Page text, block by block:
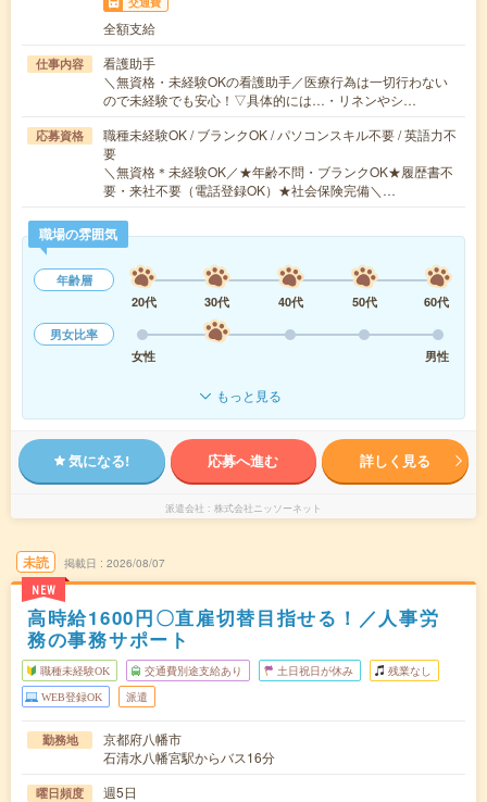
全額支給
仕事内容
看護助手
＼無資格・未経験OKの看護助手／医療行為は一切行わない
ので未経験でも安心！▽具体的には…・リネンやシ…
応募資格
職種未経験OK / ブランクOK / パソコンスキル不要 / 英語力不
要
＼無資格＊未経験OK／★年齢不問・ブランクOK★履歴書不
要・来社不要（電話登録OK）★社会保険完備＼…
職場の雰囲気
年齢層
20代
30代 40代 50代
60代
男女比率
女性
男性
もっと見る
気になる! 応募へ進む 詳しく見る
派遣会社 株式会社ニッソーネット
未読
NEW
掲載日 2026/08/07
高時給1600円〇直雇切替目指せる！／人事労
務の事務サポート
職種未経験OK 交通費別途支給あり 土日祝日が休み 残業なし
WEB登録OK 派遣
勤務地
京都府八幡市
石清水八幡宮駅からバス16分
曜日頻度 週5日